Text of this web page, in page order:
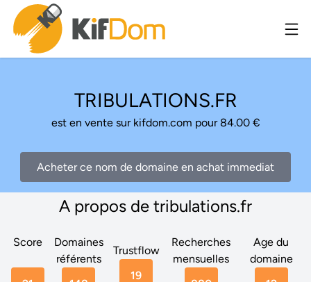
TRIBULATIONS.FR
est en vente sur kifdom.com pour 84.00 €
Acheter ce nom de domaine en achat immediat
A propos de tribulations.fr
Score
Domaines
référents
Trustflow
19
Recherches
mensuelles
Age du
domaine